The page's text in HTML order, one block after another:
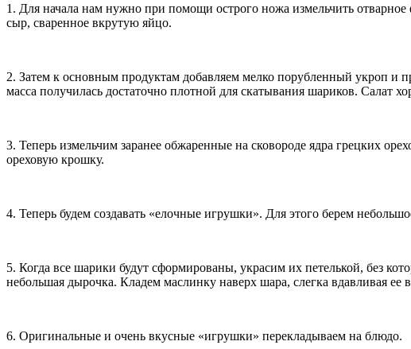
1. Для начала нам нужно при помощи острого ножа измельчить
сыр, сваренное вкрутую яйцо.
2. Затем к основным продуктам добавляем мелко порубленный укроп и
масса получилась достаточно плотной для скатывания шариков. Салат
3. Теперь измельчим заранее обжаренные на сковороде ядра грецких
ореховую крошку.
4. Теперь будем создавать «елочные игрушки». Для этого берем
5. Когда все шарики будут сформированы, украсим их петелькой, без
небольшая дырочка. Кладем маслинку наверх шара, слегка вдавливая ее
6. Оригинальные и очень вкусные «игрушки» перекладываем на блюдо.